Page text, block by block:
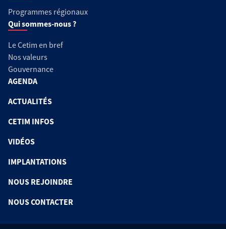
Programmes régionaux
Qui sommes-nous ?
Le Cetim en bref
Nos valeurs
Gouvernance
AGENDA
ACTUALITÉS
CETIM INFOS
VIDÉOS
IMPLANTATIONS
NOUS REJOINDRE
NOUS CONTACTER